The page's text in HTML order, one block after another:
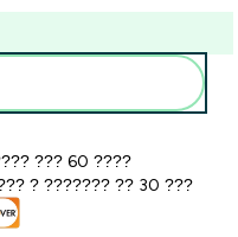
??? 60 ????
? ??????? ?? 30 ???